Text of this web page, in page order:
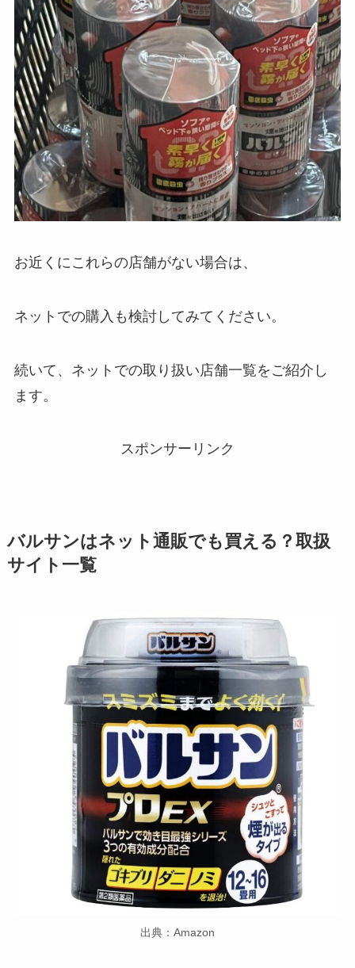
お近くにこれらの店舗がない場合は、
ネットでの購入も検討してみてください。
続いて、ネットでの取り扱い店舗一覧をご紹介し
ます。
スポンサーリンク
バルサンはネット通販でも買える？取扱
サイト一覧
出典：Amazon